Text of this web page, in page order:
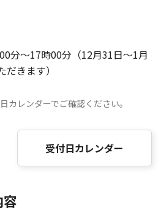
分～17時00分（12月31日～1月
きます）
カレンダーでご確認ください。
受付日カレンダー